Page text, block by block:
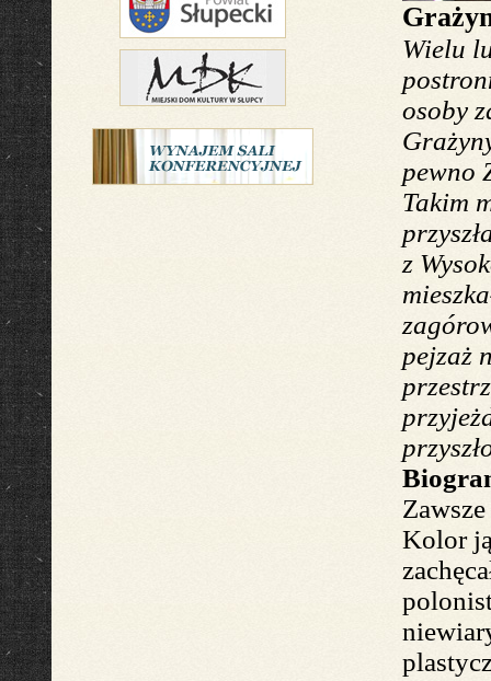
Wielu
osoby
pewno
Takim
z
mieszka
pejzaż
Kolor
nie